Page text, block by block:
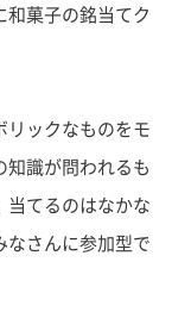
菓子の銘当てク
リックなものをモ
識が問われるも
当てるのはなかな
なさんに参加型で